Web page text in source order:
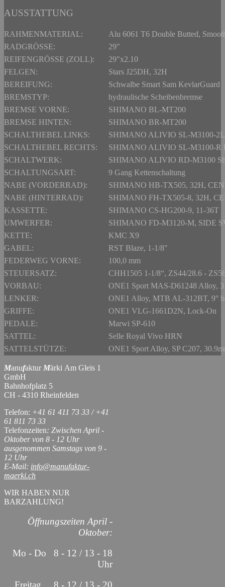
AUSSTATTUNG
RAHMENMATERIAL:
Alu 6061 T6 Double Butted,
RADGRÖSSE:
29"
REIFENGRÖSSE (ZOLL):
29"x2.10
FELGEN:
Stars J25DH, 32H
BEREIFUNG:
Schwalbe Smart Sam KevlarGuard
BREMSTYP:
hydraulische Scheibenbremse
BREMSE VORNE:
SHIMANO BL-MT200
BREMSE HINTEN:
SHIMANO BR-MT200
SCHALTHEBEL LINKS:
SHIMANO ALIVIO SL-M3100-2L
SCHALTHEBEL RECHTS:
SHIMANO ALIVIO SL-M3100-R
SCHALTWERK:
SHIMANO ALIVIO RD-M3100
SCHALTUNGSART:
9 Gang Kettenschaltung
NABE (VORDERRAD):
SHIMANO HB-TX505, 32H,
NABE (HINTERRAD):
SHIMANO FH-TX505-8, 32H,
KASSETTE:
SHIMANO CS-HG200-9, 11-36T
UMWERFER:
SHIMANO FD-M3120-M, SIDE
KETTE:
KMC X9
GABEL:
RST Blaze, 1-1/8"
FEDERWEG VORNE:
100,0 mm
STEUERSATZ:
CHH1505 1-1/8“, ZS44/28.6 -
VORBAU:
ONE1 Sport MAS-D61248 Alloy,
LENKER:
ONE1 Alloy, MTB AL-312BT, 9°
GRIFFE:
ONE1 VLG-1661D2N, Lock-On
PEDALE:
Marwi SP-610
SATTEL:
Selle Royal Vivo HRN
SATTELSTÜTZE:
ONE1 Sport Alloy, SP C207,
Manufaktur Märki Am Gleis 1
GmbH
Bahnhofplatz 5
CH - 4310 Rheinfelden
Telefon: +41 61 411 73 33 / +41
61 811 73 33
Telefonzeiten: Zwischen April -
Oktober von 8 - 12 Uhr
ausgenommen Samstags von 9 -
12 Uhr
E-Mail: info@manufaktur-
maerki.ch
WIR HABEN NUR
BARZAHLUNG!
Öffnungszeiten April -
Oktober:
Mo - Do 8 - 12 / 13 - 18
Uhr
Freitag 8 - 12 / 13 - 20